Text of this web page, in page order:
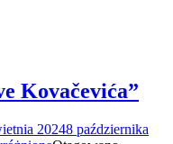
Kovačevića”
20248 października